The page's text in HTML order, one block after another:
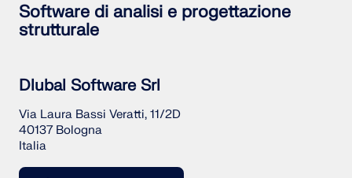
Software di analisi e progettazione
strutturale
Dlubal Software Srl
Via Laura Bassi Veratti, 11/2D
40137 Bologna
Italia